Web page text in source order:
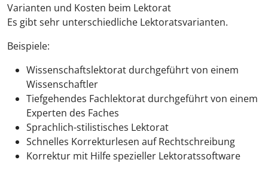
Varianten und Kosten beim Lektorat
Es gibt sehr unterschiedliche Lektoratsvarianten.
Beispiele:
Wissenschaftslektorat durchgeführt von einem
Wissenschaftler
Tiefgehendes Fachlektorat durchgeführt von einem
Experten des Faches
Sprachlich-stilistisches Lektorat
Schnelles Korrekturlesen auf Rechtschreibung
Korrektur mit Hilfe spezieller Lektoratssoftware